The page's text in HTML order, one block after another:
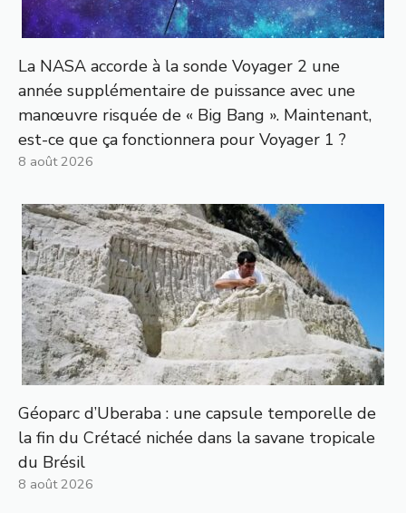
La NASA accorde à la sonde Voyager 2 une
année supplémentaire de puissance avec une
manœuvre risquée de « Big Bang ». Maintenant,
est-ce que ça fonctionnera pour Voyager 1 ?
8 août 2026
Géoparc d’Uberaba : une capsule temporelle de
la fin du Crétacé nichée dans la savane tropicale
du Brésil
8 août 2026